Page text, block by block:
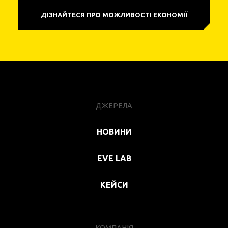
ДІЗНАЙТЕСЯ ПРО МОЖЛИВОСТІ ЕКОНОМІЇ
ДЖЕРЕЛА
НОВИНИ
EVE LAB
КЕЙСИ